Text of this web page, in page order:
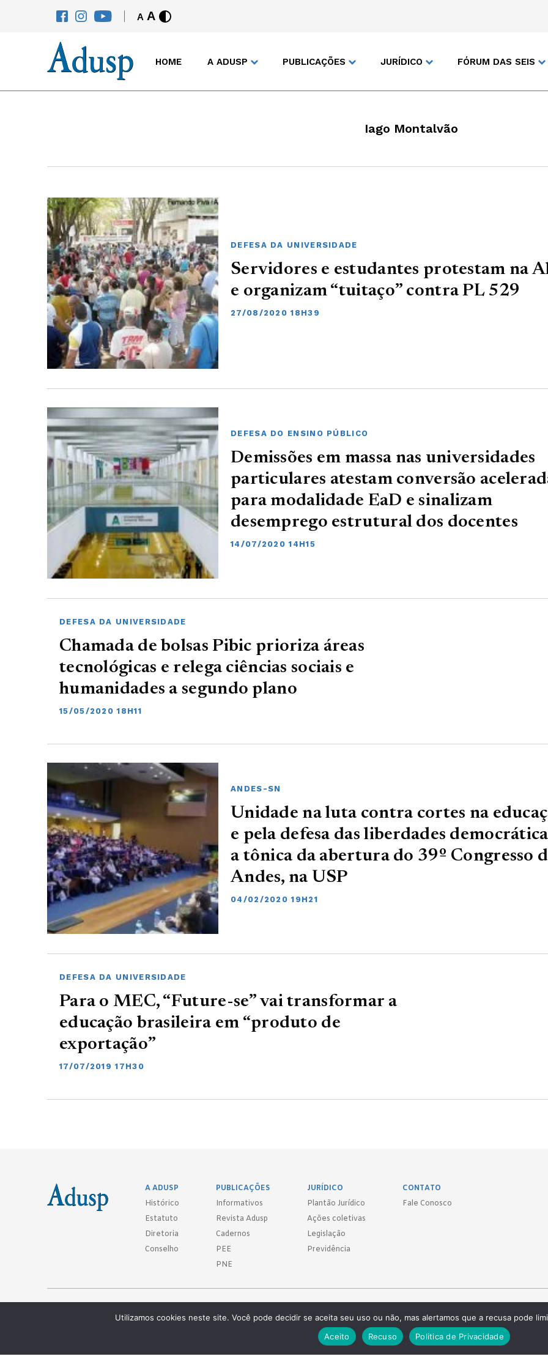
A A
HOME A ADUSP PUBLICAÇÕES JURÍDICO FÓRUM DAS SEIS
Iago Montalvão
DEFESA DA UNIVERSIDADE
Servidores e estudantes protestam na
e organizam “tuitaço” contra PL 529
27/08/2020 18H39
DEFESA DO ENSINO PÚBLICO
Demissões em massa nas universidades
particulares atestam conversão
para modalidade EaD e sinalizam
desemprego estrutural dos docentes
14/07/2020 14H15
DEFESA DA UNIVERSIDADE
Chamada de bolsas Pibic prioriza áreas
tecnológicas e relega ciências sociais e
humanidades a segundo plano
15/05/2020 18H11
ANDES-SN
Unidade na luta contra cortes na
e pela defesa das liberdades
a tônica da abertura do 39º Congresso
Andes, na USP
04/02/2020 19H21
DEFESA DA UNIVERSIDADE
Para o MEC, “Future-se” vai transformar a
educação brasileira em “produto de
exportação”
17/07/2019 17H30
A ADUSP
Histórico
Estatuto
Diretoria
Conselho
PUBLICAÇÕES
Informativos
Revista Adusp
Cadernos
PEE
PNE
JURÍDICO
Plantão Jurídico
Ações coletivas
Legislação
Previdência
CONTATO
Fale Conosco
Av. Prof. Almeida Prado, 1366 - São Paulo, SP - CEP 05508-070
Telefones: (11) 3091-4465 / 66 ● (11) 3813-5573 ● (11) 3815-9245 ● (11) 3814-1715 ● (11) 3032-5950
Utilizamos cookies neste site. Você pode decidir se aceita seu uso ou não, mas alertamos que a recusa pode
Aceito
Recuso Politica de Privacidade